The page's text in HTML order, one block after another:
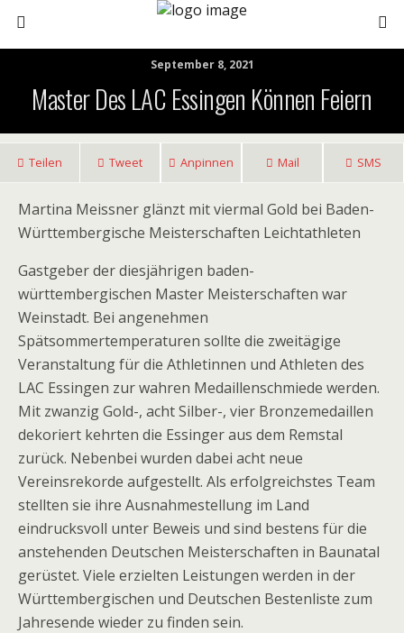
September 8, 2021
Master Des LAC Essingen Können Feiern
Teilen Tweet Anpinnen Mail SMS
Martina Meissner glänzt mit viermal Gold bei Baden-
Württembergische Meisterschaften Leichtathleten
Gastgeber der diesjährigen baden-
württembergischen Master Meisterschaften war
Weinstadt. Bei angenehmen
Spätsommertemperaturen sollte die zweitägige
Veranstaltung für die Athletinnen und Athleten des
LAC Essingen zur wahren Medaillenschmiede werden.
Mit zwanzig Gold-, acht Silber-, vier Bronzemedaillen
dekoriert kehrten die Essinger aus dem Remstal
zurück. Nebenbei wurden dabei acht neue
Vereinsrekorde aufgestellt. Als erfolgreichstes Team
stellten sie ihre Ausnahmestellung im Land
eindrucksvoll unter Beweis und sind bestens für die
anstehenden Deutschen Meisterschaften in Baunatal
gerüstet. Viele erzielten Leistungen werden in der
Württembergischen und Deutschen Bestenliste zum
Jahresende wieder zu finden sein.